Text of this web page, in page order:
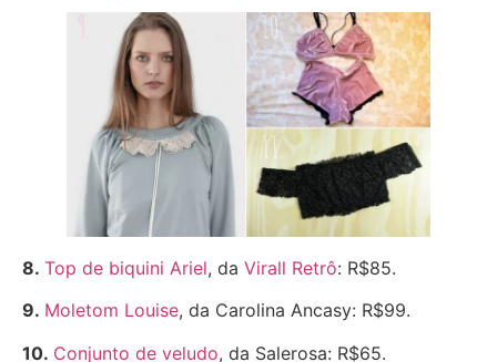
8. Top de biquini Ariel, da Virall Retrô: R$85.
9. Moletom Louise, da Carolina Ancasy: R$99.
10. Conjunto de veludo, da Salerosa: R$65.